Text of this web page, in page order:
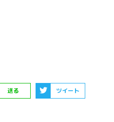
送る ツイート